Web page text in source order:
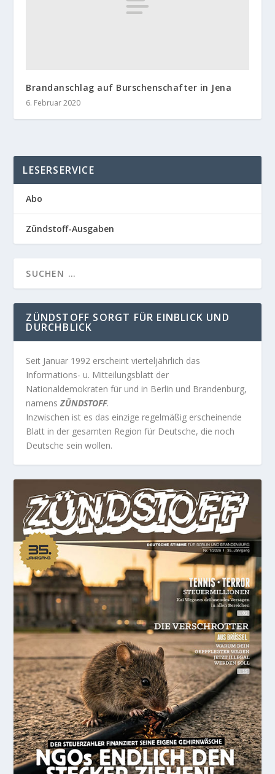
Brandanschlag auf Burschenschafter in Jena
6. Februar 2020
LESERSERVICE
Abo
Zündstoff-Ausgaben
ZÜNDSTOFF SORGT FÜR EINBLICK UND
DURCHBLICK
Seit Januar 1992 erscheint vierteljährlich das
Informations- u. Mitteilungsblatt der
Nationaldemokraten für und in Berlin und Brandenburg,
namensZÜNDSTOFF.
Inzwischen ist es das einzige regelmäßig erscheinende
Blatt in der gesamten Region für Deutsche, die noch
Deutsche sein wollen.